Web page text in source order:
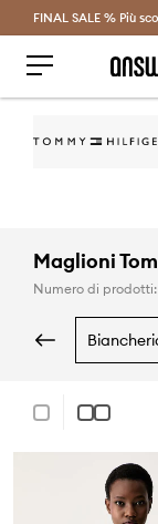
FINAL SALE % Più
Maglioni
Numero di prodotti: